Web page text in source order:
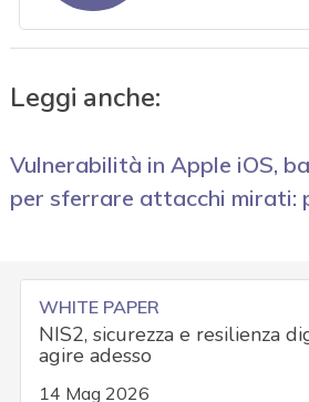
Leggi anche:
Vulnerabilità in Apple iOS,
per sferrare attacchi mirati:
WHITE PAPER
NIS2, sicurezza e resilienza
agire adesso
14 Mag 2026